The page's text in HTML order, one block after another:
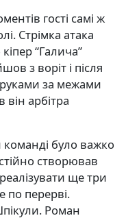
гості самі ж
Стрімка атака
“Галича”
з воріт і після
руками за межами
арбітра
команді було важко
створював
ще три
по перерві.
Роман